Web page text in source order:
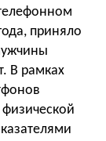
приняло
В рамках